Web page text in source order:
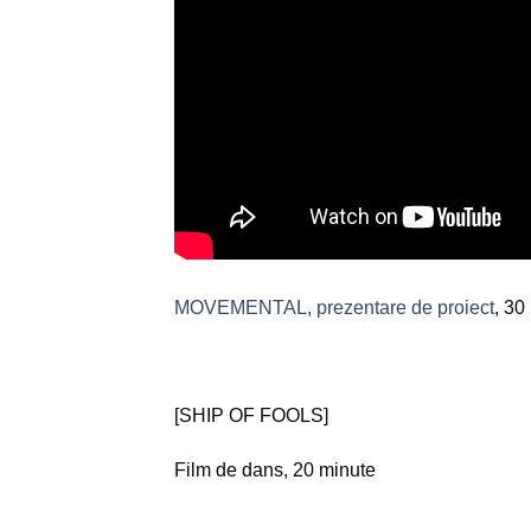
MOVEMENTAL, prezentare de proiect,
[SHIP OF FOOLS]
Film de dans, 20 minute